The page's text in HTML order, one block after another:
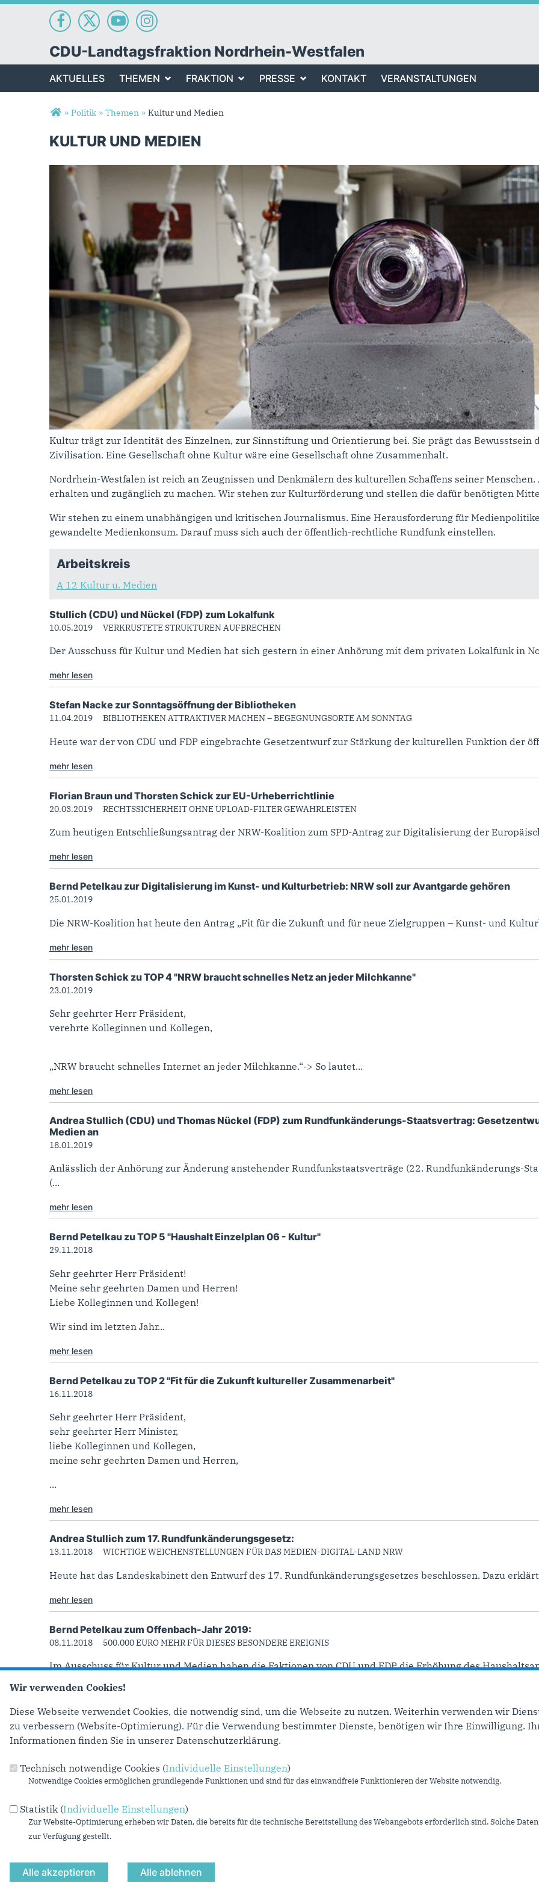
CDU-Landtagsfraktion Nordrhein-Westfalen
AKTUELLES THEMEN FRAKTION PRESSE KONTAKT VERANSTALTUNGEN
Sie sind hier
» Politik » Themen » Kultur und Medien
KULTUR UND MEDIEN
Kultur und Medien
Kultur trägt zur Identität des Einzelnen, zur Sinnstiftung und Orientierung bei. Sie prägt das Bewusstsein
Zivilisation. Eine Gesellschaft ohne Kultur wäre eine Gesellschaft ohne Zusammenhalt.
Nordrhein-Westfalen ist reich an Zeugnissen und Denkmälern des kulturellen Schaffens seiner
erhalten und zugänglich zu machen. Wir stehen zur Kulturförderung und stellen die dafür benötigten
Wir stehen zu einem unabhängigen und kritischen Journalismus. Eine Herausforderung für
gewandelte Medienkonsum. Darauf muss sich auch der öffentlich-rechtliche Rundfunk einstellen.
Arbeitskreis
A 12 Kultur u. Medien
Stullich (CDU) und Nückel (FDP) zum Lokalfunk
10.05.2019 VERKRUSTETE STRUKTUREN AUFBRECHEN
Der Ausschuss für Kultur und Medien hat sich gestern in einer Anhörung mit dem privaten Lokalfunk in
mehr lesen
Stefan Nacke zur Sonntagsöffnung der Bibliotheken
11.04.2019 BIBLIOTHEKEN ATTRAKTIVER MACHEN – BEGEGNUNGSORTE AM SONNTAG
Heute war der von CDU und FDP eingebrachte Gesetzentwurf zur Stärkung der kulturellen Funktion der
mehr lesen
Florian Braun und Thorsten Schick zur EU-Urheberrichtlinie
20.03.2019 RECHTSSICHERHEIT OHNE UPLOAD-FILTER GEWÄHRLEISTEN
Zum heutigen Entschließungsantrag der NRW-Koalition zum SPD-Antrag zur Digitalisierung der
mehr lesen
Bernd Petelkau zur Digitalisierung im Kunst- und Kulturbetrieb: NRW soll zur Avantgarde gehören
25.01.2019
Die NRW-Koalition hat heute den Antrag „Fit für die Zukunft und für neue Zielgruppen – Kunst- und
mehr lesen
Thorsten Schick zu TOP 4 "NRW braucht schnelles Netz an jeder Milchkanne"
23.01.2019
Sehr geehrter Herr Präsident,
verehrte Kolleginnen und Kollegen,
„NRW braucht schnelles Internet an jeder Milchkanne.“-> So lautet...
mehr lesen
Andrea Stullich (CDU) und Thomas Nückel (FDP) zum Rundfunkänderungs-Staatsvertrag:
Medien an
18.01.2019
Anlässlich der Anhörung zur Änderung anstehender Rundfunkstaatsverträge (22. Rundfunkänderungs-
(...
mehr lesen
Bernd Petelkau zu TOP 5 "Haushalt Einzelplan 06 - Kultur"
29.11.2018
Sehr geehrter Herr Präsident!
Meine sehr geehrten Damen und Herren!
Liebe Kolleginnen und Kollegen!
Wir sind im letzten Jahr...
mehr lesen
Bernd Petelkau zu TOP 2 "Fit für die Zukunft kultureller Zusammenarbeit"
16.11.2018
Sehr geehrter Herr Präsident,
sehr geehrter Herr Minister,
liebe Kolleginnen und Kollegen,
meine sehr geehrten Damen und Herren,
...
mehr lesen
Andrea Stullich zum 17. Rundfunkänderungsgesetz:
13.11.2018 WICHTIGE WEICHENSTELLUNGEN FÜR DAS MEDIEN-DIGITAL-LAND NRW
Heute hat das Landeskabinett den Entwurf des 17. Rundfunkänderungsgesetzes beschlossen. Dazu
mehr lesen
Bernd Petelkau zum Offenbach-Jahr 2019:
08.11.2018 500.000 EURO MEHR FÜR DIESES BESONDERE EREIGNIS
Im Ausschuss für Kultur und Medien haben die Faktionen von CDU und FDP die Erhöhung des
mehr lesen
Seiten ‹ vorherige Seite 9 11 12 13
Fußbereich
Anschrift
Platz des Landtags 1
40221Düsseldorf
Telefon:(0211) 884-2213
E-Mail:cdu-pressestelle@cdu-nrw-fraktion.de
Im Web
CDU Deutschlands
Wir verwenden Cookies!
Diese Webseite verwendet Cookies, die notwendig sind, um die Webseite zu nutzen. Weiterhin verwenden wir
zu verbessern (Website-Optimierung). Für die Verwendung bestimmter Dienste, benötigen wir Ihre Einwilligung.
Informationen finden Sie in unserer Datenschutzerklärung.
Technisch notwendige Cookies (Individuelle Einstellungen)
Notwendige Cookies ermöglichen grundlegende Funktionen und sind für das einwandfreie Funktionieren der Website notwendig.
Statistik (Individuelle Einstellungen)
Zur Website-Optimierung erheben wir Daten, die bereits für die technische Bereitstellung des Webangebots erforderlich sind. Solche
zur Verfügung gestellt.